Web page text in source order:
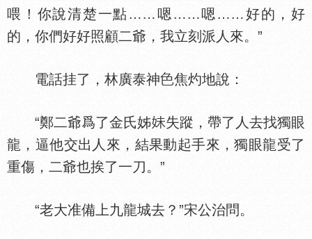
喂！你說清楚一點……嗯……嗯……好的，好
的，你們好好照顧二爺，我立刻派人來。”
電話挂了，林廣泰神 焦灼地說：
“鄭二爺爲了金氏姊
失蹤，帶了人去找獨眼
龍，逼他交出人來，結果動起手來，獨眼龍受了
重傷，二爺也挨了一刀。”
“老大准備上九龍城去？”宋公治問。